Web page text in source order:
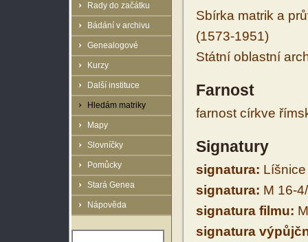
Rady do začátku
Bádání v archivu
Genealogové
Kurzy
Další instituce
Hledám matriky
Mapy
Slovníčky
Pomůcky
Stará Genea
Nápověda
Sbírka matrik a
(1573-1951)
Státní oblastní
Farnost
farnost církve
Signatury
signatura: Líšnice
signatura: M 16-
signatura filmu:
signatura